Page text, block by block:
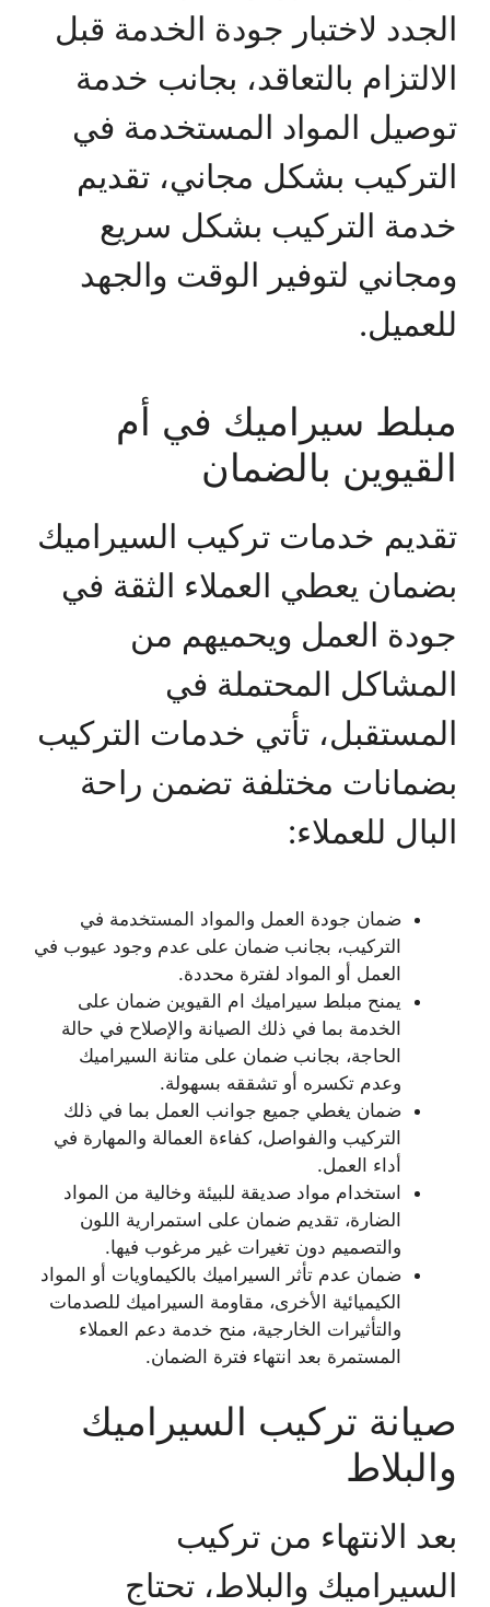
الجدد لاختبار جودة الخدمة قبل
الالتزام بالتعاقد، بجانب خدمة
توصيل المواد المستخدمة في
التركيب بشكل مجاني، تقديم
خدمة التركيب بشكل سريع
ومجاني لتوفير الوقت والجهد
للعميل.
مبلط سيراميك في أم
القيوين بالضمان
تقديم خدمات تركيب السيراميك
بضمان يعطي العملاء الثقة في
جودة العمل ويحميهم من
المشاكل المحتملة في
المستقبل، تأتي خدمات التركيب
بضمانات مختلفة تضمن راحة
البال للعملاء:
ضمان جودة العمل والمواد المستخدمة في
التركيب، بجانب ضمان على عدم وجود عيوب في
العمل أو المواد لفترة محددة.
يمنح مبلط سيراميك ام القيوين ضمان على
الخدمة بما في ذلك الصيانة والإصلاح في حالة
الحاجة، بجانب ضمان على متانة السيراميك
وعدم تكسره أو تشققه بسهولة.
ضمان يغطي جميع جوانب العمل بما في ذلك
التركيب والفواصل، كفاءة العمالة والمهارة في
أداء العمل.
استخدام مواد صديقة للبيئة وخالية من المواد
الضارة، تقديم ضمان على استمرارية اللون
والتصميم دون تغيرات غير مرغوب فيها.
ضمان عدم تأثر السيراميك بالكيماويات أو المواد
الكيميائية الأخرى، مقاومة السيراميك للصدمات
والتأثيرات الخارجية، منح خدمة دعم العملاء
المستمرة بعد انتهاء فترة الضمان.
صيانة تركيب السيراميك
والبلاط
بعد الانتهاء من تركيب
السيراميك والبلاط، تحتاج